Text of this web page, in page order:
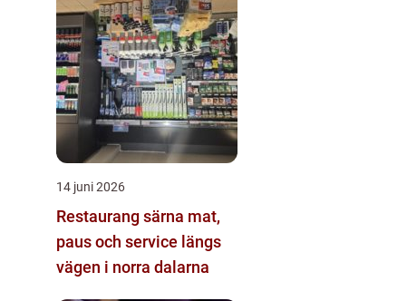
14 juni 2026
Restaurang särna mat,
paus och service längs
vägen i norra dalarna